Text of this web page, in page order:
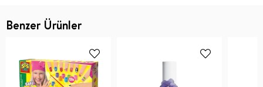
Benzer Ürünler